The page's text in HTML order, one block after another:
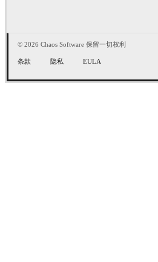
© 2026 Chaos Software 保留一切权利
条款 隐私 EULA